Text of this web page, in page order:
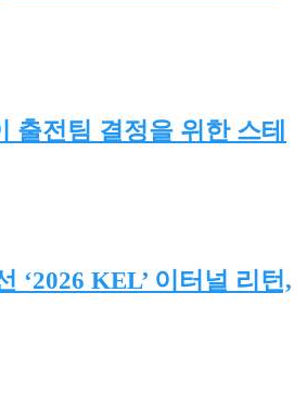
출전팀 결정을 위한 스테
‘2026 KEL’ 이터널 리턴,